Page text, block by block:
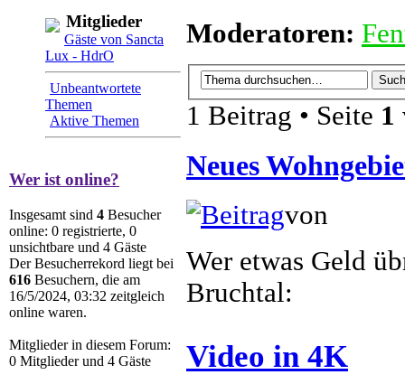
Mitglieder
Gäste von Sancta
Lux - HdrO
Unbeantwortete
Themen
Aktive Themen
Wer ist online?
Insgesamt sind 4 Besucher
online: 0 registrierte, 0
unsichtbare und 4 Gäste
Der Besucherrekord liegt bei
616 Besuchern, die am
16/5/2024, 03:32 zeitgleich
online waren.
Mitglieder in diesem Forum:
0 Mitglieder und 4 Gäste
Moderatoren:
1 Beitrag • Seite 1
Neues
von
Wer etwas Geld
Bruchtal:
Video in 4K